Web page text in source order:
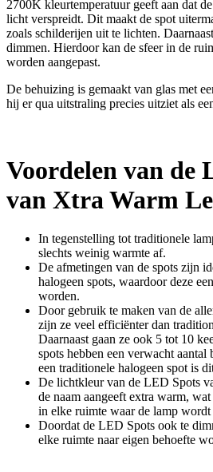
2700K kleurtemperatuur geeft aan dat
licht verspreidt. Dit maakt de spot
zoals schilderijen uit te lichten.
dimmen. Hierdoor kan de sfeer in de
worden aangepast.
De behuizing is gemaakt van glas met
hij er qua uitstraling precies uitziet als
Voordelen van de
van Xtra Warm
In tegenstelling tot traditionele
slechts weinig warmte af.
De afmetingen van de spots zijn
halogeen spots, waardoor deze
worden.
Door gebruik te maken van de
zijn ze veel efficiënter dan
Daarnaast gaan ze ook 5 tot 10
spots hebben een verwacht
een traditionele halogeen spot is
De lichtkleur van de LED Spots
de naam aangeeft extra warm,
in elke ruimte waar de lamp
Doordat de LED Spots ook te
elke ruimte naar eigen behoefte